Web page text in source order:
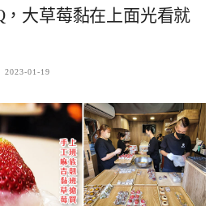
大草莓黏在上面光看就
2023-01-19